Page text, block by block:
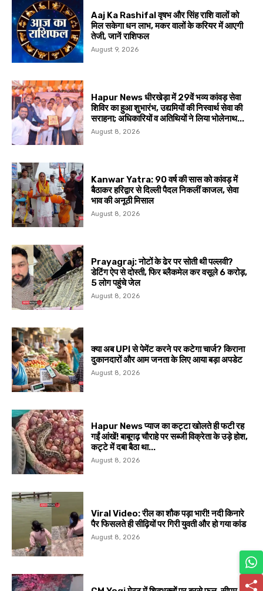
Aaj Ka Rashifal वृषभ और सिंह राशि वालों को
मिल सकेगा धन लाभ, मकर वालों के करियर में आएगी
तेजी, जानें राशिफल
August 9, 2026
Hapur News धीरखेड़ा में 29वें भव्य कांवड़ सेवा
शिविर का हुआ शुभारंभ, उद्यमियों की निस्वार्थ सेवा की
सराहना; अधिकारियों व अतिथियों ने लिया भोलेनाथ...
August 8, 2026
Kanwar Yatra: 90 वर्ष की सास को कांवड़ में
बैठाकर हरिद्वार से दिल्ली पैदल निकलीं काजल, सेवा
भाव की अनूठी मिसाल
August 8, 2026
Prayagraj: नोटों के ढेर पर सोती थी पल्लवी?
डेटिंग ऐप से दोस्ती, फिर ब्लैकमेल कर वसूले ₹6 करोड़,
5 लोग पहुंचे जेल
August 8, 2026
क्या अब UPI से पेमेंट करने पर कटेगा चार्ज? किराना
दुकानदारों और आम जनता के लिए आया बड़ा अपडेट
August 8, 2026
Hapur News प्याज का कट्टा खोलते ही फटी रह
गईं आंखें! बाबूगढ़ चौराहे पर सब्जी विक्रेता के उड़े होश,
कट्टे में दबा बैठा था...
August 8, 2026
Viral Video: रील का शौक पड़ा भारी! नदी किनारे
पैर फिसलते ही सीढ़ियों पर गिरी युवती और हो गया कांड
August 8, 2026